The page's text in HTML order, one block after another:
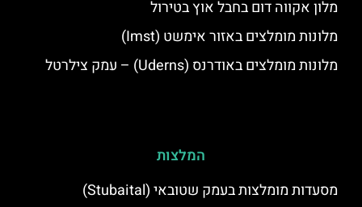
מלון אקווה דום בחבל אוץ בטירול
מלונות מומלצים באזור אימשט (Imst)
מלונות מומלצים באודרנס (Uderns) – עמק צילרטל
המלצות
מסעדות מומלצות בעמק שטובאי (Stubaital)